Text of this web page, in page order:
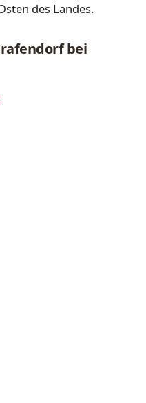
des Landes.
bei